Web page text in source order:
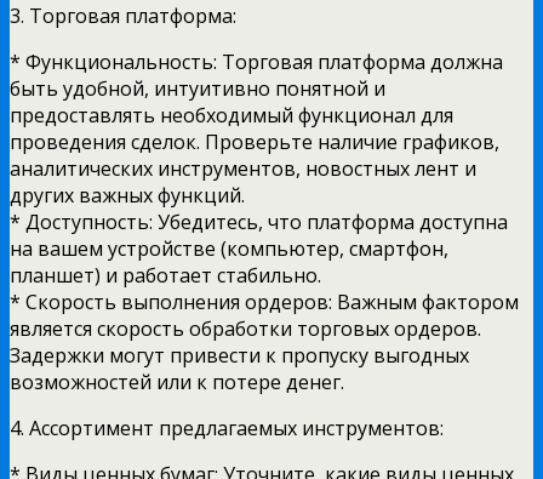
3. Торговая платформа:
* Функциональность: Торговая платформа должна
быть удобной, интуитивно понятной и
предоставлять необходимый функционал для
проведения сделок. Проверьте наличие графиков,
аналитических инструментов, новостных лент и
других важных функций.
* Доступность: Убедитесь, что платформа доступна
на вашем устройстве (компьютер, смартфон,
планшет) и работает стабильно.
* Скорость выполнения ордеров: Важным фактором
является скорость обработки торговых ордеров.
Задержки могут привести к пропуску выгодных
возможностей или к потере денег.
4. Ассортимент предлагаемых инструментов: